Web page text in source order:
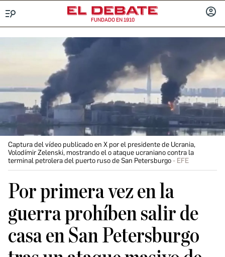
FUNDADO EN 1910
Captura del vídeo publicado en X por el presidente de Ucrania,
Volodímir Zelenski, mostrando el o ataque ucraniano contra la
terminal petrolera del puerto ruso de San Petersburgo
EFE
Por primera vez en la
guerra prohíben salir de
casa en San Petersburgo